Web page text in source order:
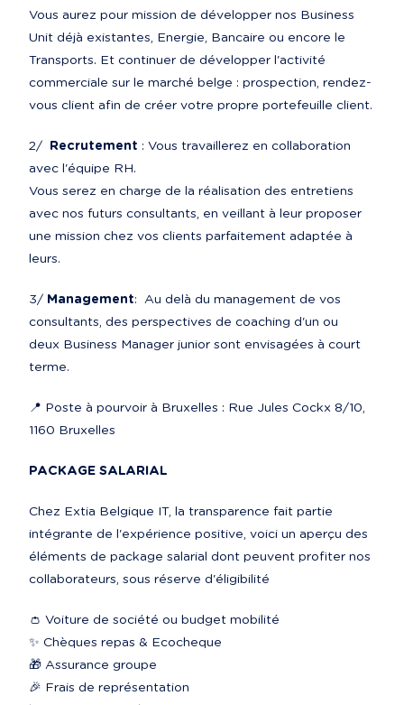
Vous aurez pour mission de développer nos Business
Unit déjà existantes, Energie, Bancaire ou encore le
Transports. Et continuer de développer l'activité
commerciale sur le marché belge : prospection, rendez-
vous client afin de créer votre propre portefeuille client.
2/ Recrutement : Vous travaillerez en collaboration
avec l'équipe RH.
Vous serez en charge de la réalisation des entretiens
avec nos futurs consultants, en veillant à leur proposer
une mission chez vos clients parfaitement adaptée à
leurs.
3/ Management:  Au delà du management de vos
consultants, des perspectives de coaching d'un ou
deux Business Manager junior sont envisagées à court
terme.
📍 Poste à pourvoir à Bruxelles : Rue Jules Cockx 8/10,
1160 Bruxelles
PACKAGE SALARIAL
Chez Extia Belgique IT, la transparence fait partie
intégrante de l'expérience positive, voici un aperçu des
éléments de package salarial dont peuvent profiter nos
collaborateurs, sous réserve d'éligibilité
👛 Voiture de société ou budget mobilité
✨ Chèques repas & Ecocheque
🎁 Assurance groupe
🎉 Frais de représentation